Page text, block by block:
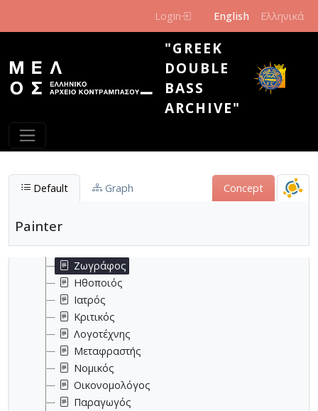
Login English Ελληνικά
"GREEK
DOUBLE
BASS
ARCHIVE"
Default Graph Concept
Painter
Δημοσιογράφος
Δικηγόρος
Εκπαιδευτικός
Ζωγράφος
Ηθοποιός
Ιατρός
Κριτικός
Λογοτέχνης
Μεταφραστής
Νομικός
Οικονομολόγος
Παραγωγός